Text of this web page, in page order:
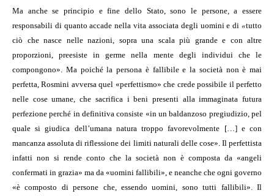
Ma anche se principio e fine dello Stato, sono le persone, a essere
responsabili di quanto accade nella vita associata degli uomini e di «tutto
ciò che nasce nelle nazioni, sopra una scala più grande e con altre
proporzioni, preesiste in germe nella mente degli individui che le
compongono». Ma poiché la persona è fallibile e la società non è mai
perfetta, Rosmini avversa quel «perfettismo» che crede possibile il perfetto
nelle cose umane, che sacrifica i beni presenti alla immaginata futura
perfezione perché in definitiva consiste «in un baldanzoso pregiudizio, pel
quale si giudica dell’umana natura troppo favorevolmente […] e con
mancanza assoluta di riflessione dei limiti naturali delle cose». Il perfettista
infatti non si rende conto che la società non è composta da «angeli
confermati in grazia» ma da «uomini fallibili», e neanche che ogni governo
«è composto di persone che, essendo uomini, sono tutti fallibili». Il